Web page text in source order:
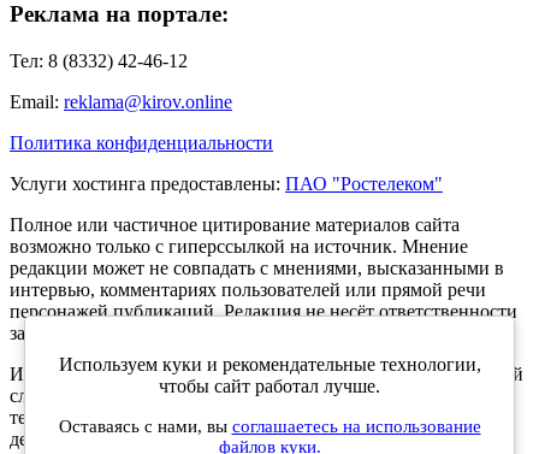
Реклама на портале:
Тел: 8 (8332) 42-46-12
Email: reklama@kirov.online
Политика конфиденциальности
Услуги хостинга предоставлены: ПАО "Ростелеком"
Полное или частичное цитирование материалов сайта
возможно только с гиперссылкой на источник. Мнение
редакции может не совпадать с мнениями, высказанными в
интервью, комментариях пользователей или прямой речи
персонажей публикаций. Редакция не несёт ответственности
за текст комментариев читателей.
Интернет-портал Kirov.online зарегистрирован в Федеральной
службе по надзору в сфере связи, информационных
технологий и массовых коммуникаций (Роскомнадзор) 5
декабря 2019 года. Регистрационный номер ЭЛ № ФС 77 -
Используем куки и рекомендательные технологии,
чтобы сайт работал лучше.
Оставаясь с нами, вы соглашаетесь на использование
файлов куки.